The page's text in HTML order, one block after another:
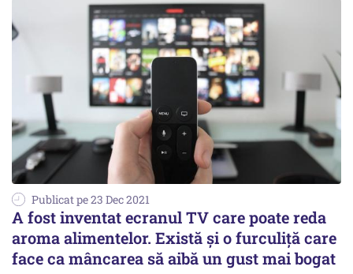
Publicat pe 23 Dec 2021
A fost inventat ecranul TV care poate reda
aroma alimentelor. Există și o furculiţă care
face ca mâncarea să aibă un gust mai bogat